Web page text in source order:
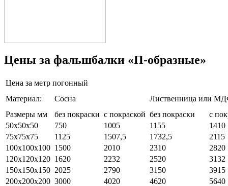
Цены за фальшбалки «П-образные»
Цена за метр погонный
Материал:
Сосна
Лиственница или
Размеры мм
без покраски с покраской без покраски
с
50x50x50
750 1005 1155
1410
75x75x75
1125 1507,5 1732,5
2115
100x100x100 1500 2010 2310
2820
120x120х120 1620 2232 2520
3132
150x150x150 2025 2790 3150
3915
200x200x200 3000 4020 4620
5640